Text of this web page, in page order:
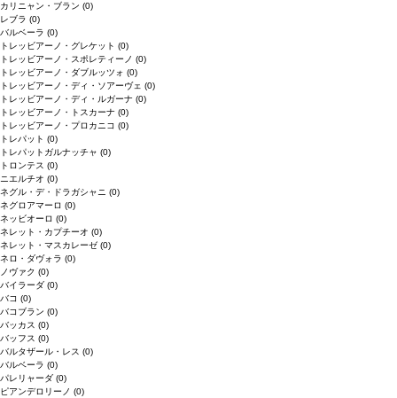
カリニャン・ブラン (0)
レブラ (0)
バルベーラ (0)
トレッビアーノ・グレケット (0)
トレッビアーノ・スポレティーノ (0)
トレッビアーノ・ダブルッツォ (0)
トレッビアーノ・ディ・ソアーヴェ (0)
トレッビアーノ・ディ・ルガーナ (0)
トレッビアーノ・トスカーナ (0)
トレッビアーノ・プロカニコ (0)
トレパット (0)
トレパットガルナッチャ (0)
トロンテス (0)
ニエルチオ (0)
ネグル・デ・ドラガシャニ (0)
ネグロアマーロ (0)
ネッビオーロ (0)
ネレット・カプチーオ (0)
ネレット・マスカレーゼ (0)
ネロ・ダヴォラ (0)
ノヴァク (0)
バイラーダ (0)
バコ (0)
バコブラン (0)
バッカス (0)
バッフス (0)
バルタザール・レス (0)
バルベーラ (0)
パレリャーダ (0)
ピアンデロリーノ (0)